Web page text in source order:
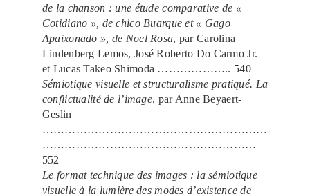
de la chanson : une étude comparative de «
Cotidiano », de chico Buarque et « Gago
Apaixonado », de Noel Rosa, par Carolina
Lindenberg Lemos, José Roberto Do Carmo Jr.
et Lucas Takeo Shimoda ……………….. 540
Sémiotique visuelle et structuralisme pratiqué. La
conflictualité de l’image, par Anne Beyaert-
Geslin
……………………………………………………
…………………………………………………
552
Le format technique des images : la sémiotique
visuelle à la lumière des modes d’existence de